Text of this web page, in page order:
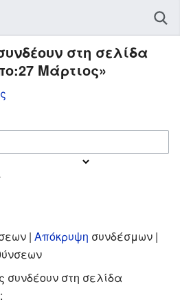
στη σελίδα
Μάρτιος»
| Απόκρυψη συνδέσμων |
συνδέουν στη σελίδα
: